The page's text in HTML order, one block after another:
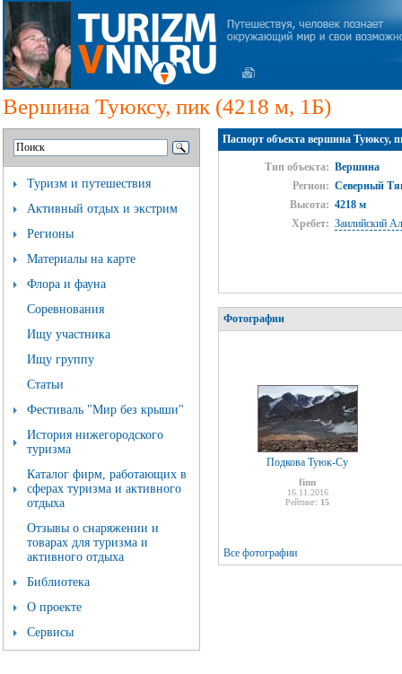
Вершина Туюксу, пик (4218 м, 1Б)
Туризм и путешествия
Активный отдых и экстрим
Регионы
Материалы на карте
Флора и фауна
Соревнования
Ищу участника
Ищу группу
Статьи
Фестиваль "Мир без крыши"
История нижегородского
туризма
Каталог фирм, работающих в
сферах туризма и активного
отдыха
Отзывы о снаряжении и
товарах для туризма и
активного отдыха
Библиотека
О проекте
Сервисы
Паспорт объекта вершина Туюксу,
Тип объекта: Вершина
Регион: Северный
Высота: 4218 м
Хребет: Заилийский
Фотографии
Подкова Туюк-Су
finn
16.11.2016
Рейтинг: 15
Все фотографии